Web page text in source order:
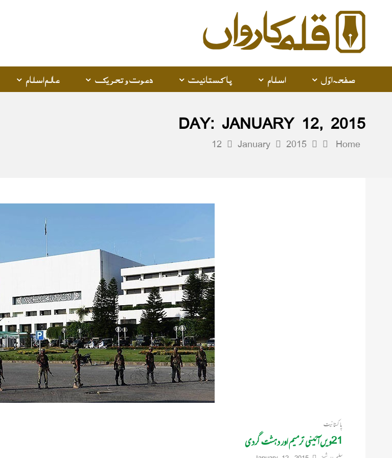
صفحہ اوّل اسلام پاکستانیت دعوت و تحریک عالم اسلام
DAY: JANUARY 12, 2015
Home
2015
January
12
پاکستانیت
21ویں آئینی ترمیم اور دہشت گردی